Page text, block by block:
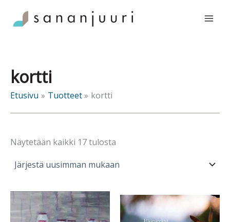
sisältöön
kortti
Etusivu Tuotteet kortti
Näytetään kaikki 17 tulosta